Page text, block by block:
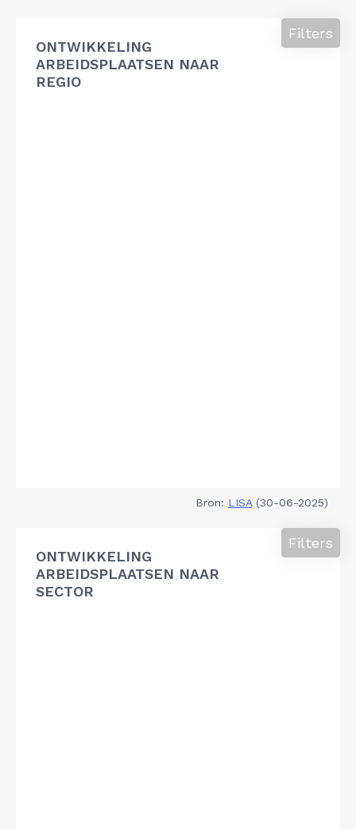
ONTWIKKELING
ARBEIDSPLAATSEN NAAR
REGIO
Filters
Bron: LISA(30-06-2025)
ONTWIKKELING
ARBEIDSPLAATSEN NAAR
SECTOR
Filters